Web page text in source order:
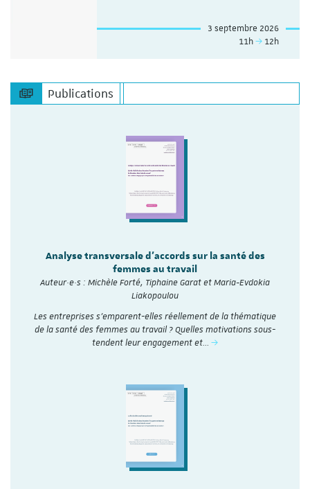
3 septembre 2026
11h
12h
Publications
Analyse transversale d'accords sur la santé des
femmes au travail
Auteur·e·s : Michèle Forté, Tiphaine Garat et Maria-Evdokia
Liakopoulou
Les entreprises s’emparent-elles réellement de la thématique
de la santé des femmes au travail ? Quelles motivations sous-
tendent leur engagement et…